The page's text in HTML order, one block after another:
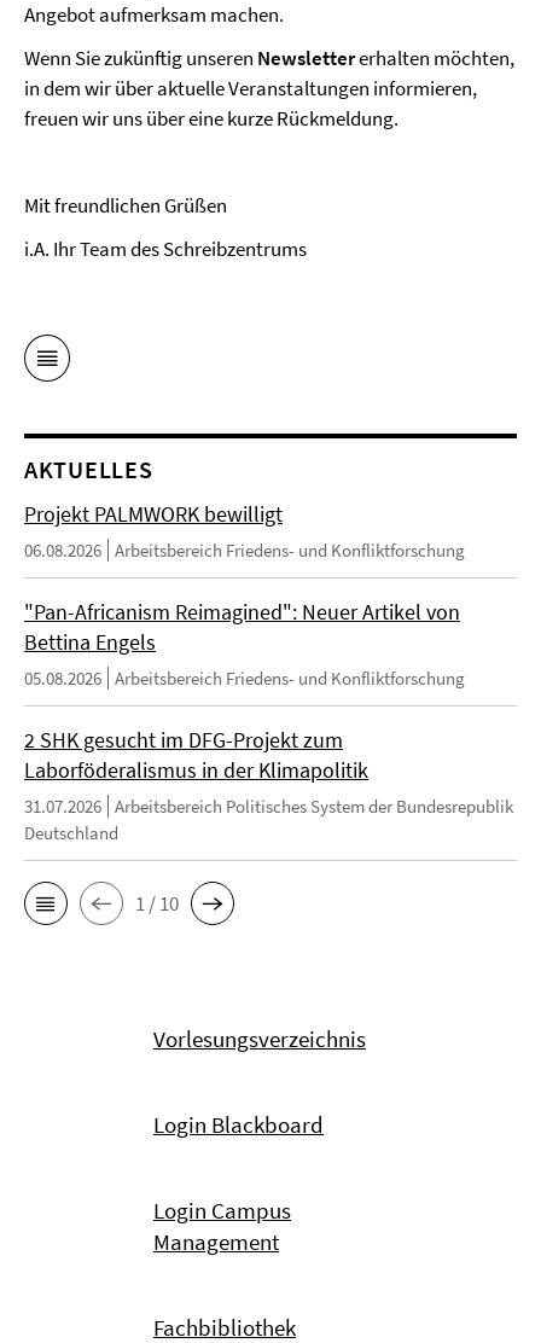
Angebot aufmerksam machen.
Wenn Sie zukünftig unseren Newslettererhalten möchten,
in dem wir über aktuelle Veranstaltungen informieren,
freuen wir uns über eine kurze Rückmeldung.
Mit freundlichen Grüßen
i.A. Ihr Team des Schreibzentrums
AKTUELLES
Projekt PALMWORK bewilligt
06.08.2026 Arbeitsbereich Friedens- und Konfliktforschung
"Pan-Africanism Reimagined": Neuer Artikel von
Bettina Engels
05.08.2026 Arbeitsbereich Friedens- und Konfliktforschung
2 SHK gesucht im DFG-Projekt zum
Laborföderalismus in der Klimapolitik
31.07.2026 Arbeitsbereich Politisches System der Bundesrepublik
Deutschland
1 / 10
Vorlesungsverzeichnis
Login Blackboard
Login Campus
Management
Fachbibliothek